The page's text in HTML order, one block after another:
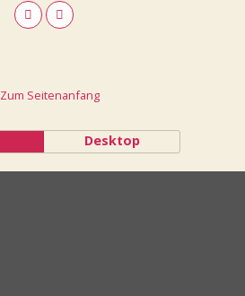
Zum Seitenanfang
Desktop